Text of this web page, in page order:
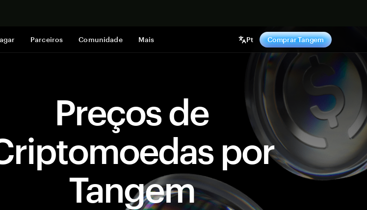
Parceiros Comunidade Mais Pt Comprar Tangem
Preços de
por
Tangem